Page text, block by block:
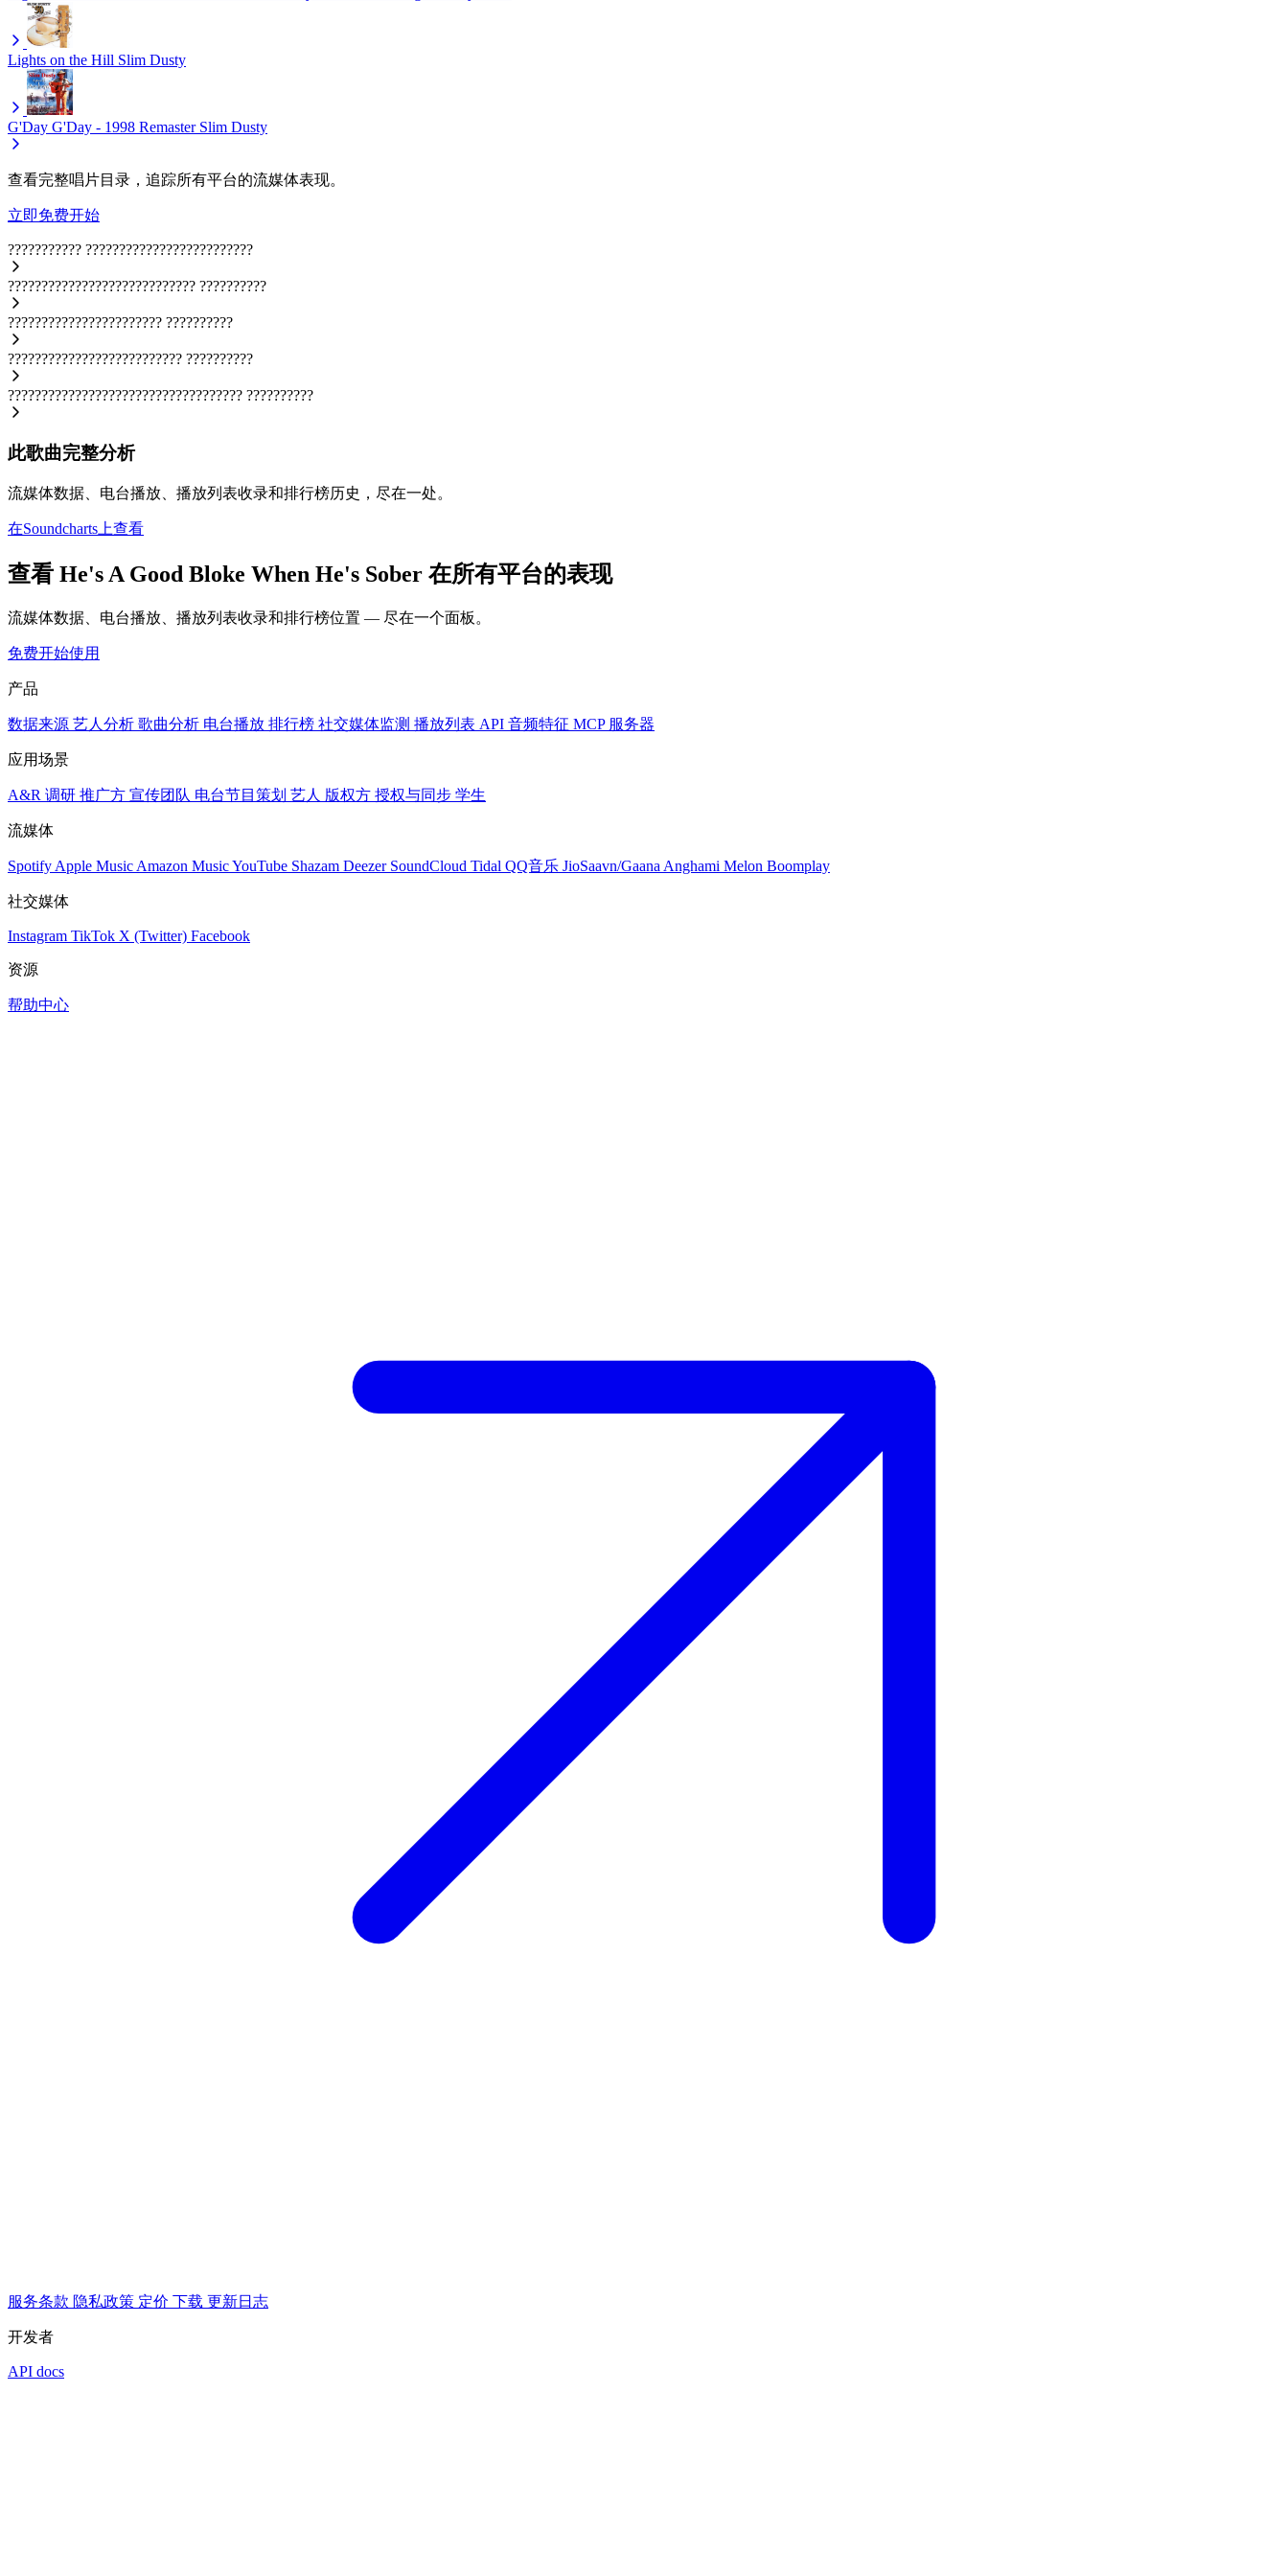
Lights on the Hill Slim Dusty
G'Day G'Day - 1998 Remaster Slim Dusty
查看完整唱片目录，追踪所有平台的流媒体表现。
立即免费开始
??????????? ?????????????????????????
???????????????????????????? ??????????
??????????????????????? ??????????
?????????????????????????? ??????????
??????????????????????????????????? ??????????
此歌曲完整分析
流媒体数据、电台播放、播放列表收录和排行榜历史，尽在一处。
在Soundcharts上查看
查看 He's A Good Bloke When He's Sober 在所有平台的表现
流媒体数据、电台播放、播放列表收录和排行榜位置 — 尽在一个面板。
免费开始使用
产品
数据来源 艺人分析 歌曲分析 电台播放 排行榜 社交媒体监测 播放列表 API 音频特征 MCP 服务器
应用场景
A&R 调研 推广方 宣传团队 电台节目策划 艺人 版权方 授权与同步 学生
流媒体
Spotify Apple Music Amazon MusicYouTube Shazam Deezer SoundCloud Tidal QQ音乐 JioSaavn/Gaana Anghami Melon Boomplay
社交媒体
Instagram TikTok X (Twitter) Facebook
资源
帮助中心
服务条款 隐私政策 定价 下载 更新日志
开发者
API docs